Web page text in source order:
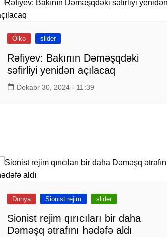
Ölkə slider
Rəfiyev: Bakının Dəməşqdəki
səfirliyi yenidən açılacaq
Dekabr 30, 2024 - 11:39
Dünya Sionist rejim slider
Sionist rejim qırıcıları bir daha
Dəməşq ətrafını hədəfə aldı